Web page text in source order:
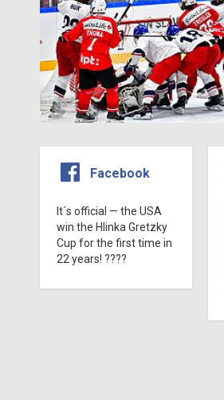
Facebook
It´s official — the USA
win the Hlinka Gretzky
Cup for the first time in
22 years! ????